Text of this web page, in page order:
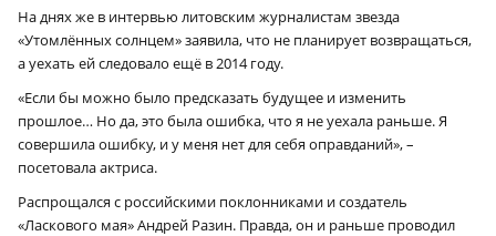
На днях же в интервью литовским журналистам звезда
«Утомлённых солнцем» заявила, что не планирует возвращаться,
а уехать ей следовало ещё в 2014 году.
«Если бы можно было предсказать будущее и изменить
прошлое… Но да, это была ошибка, что я не уехала раньше. Я
совершила ошибку, и у меня нет для себя оправданий», –
посетовала актриса.
Распрощался с российскими поклонниками и создатель
«Ласкового мая» Андрей Разин. Правда, он и раньше проводил